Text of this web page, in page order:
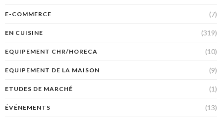
E-COMMERCE (7)
EN CUISINE (319)
EQUIPEMENT CHR/HORECA (10)
EQUIPEMENT DE LA MAISON (9)
ETUDES DE MARCHÉ (1)
ÉVÉNEMENTS (13)